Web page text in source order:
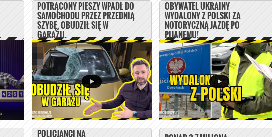
POTRĄCONY PIESZY WPADŁ DO
SAMOCHODU PRZEZ PRZEDNIĄ
SZYBĘ. OBUDZIŁ SIĘ W
GARAŻU.
OBYWATEL UKRAINY
WYDALONY Z POLSKI ZA
NOTORYCZNĄ JAZDĘ PO
PIJANEMU!
POLICJANCI NA